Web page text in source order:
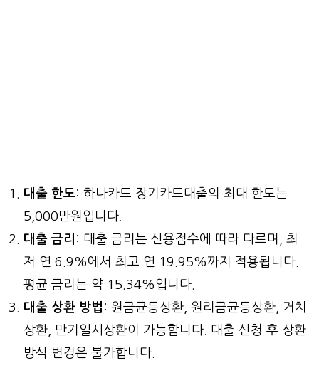
대출 한도: 하나카드 장기카드대출의 최대 한도는
5,000만원입니다.
대출 금리 : 대출 금리는 신용점수에 따라 다르며, 최
저 연 6.9%에서 최고 연 19.95%까지 적용됩니다.
평균 금리는 약 15.34%입니다.
대출 상환 방법 : 원금균등상환, 원리금균등상환, 거치
상환, 만기일시상환이 가능합니다. 대출 신청 후 상환
방식 변경은 불가합니다.